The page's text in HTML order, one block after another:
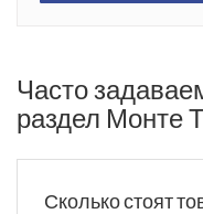
Часто
раздел Монте
Сколько стоят